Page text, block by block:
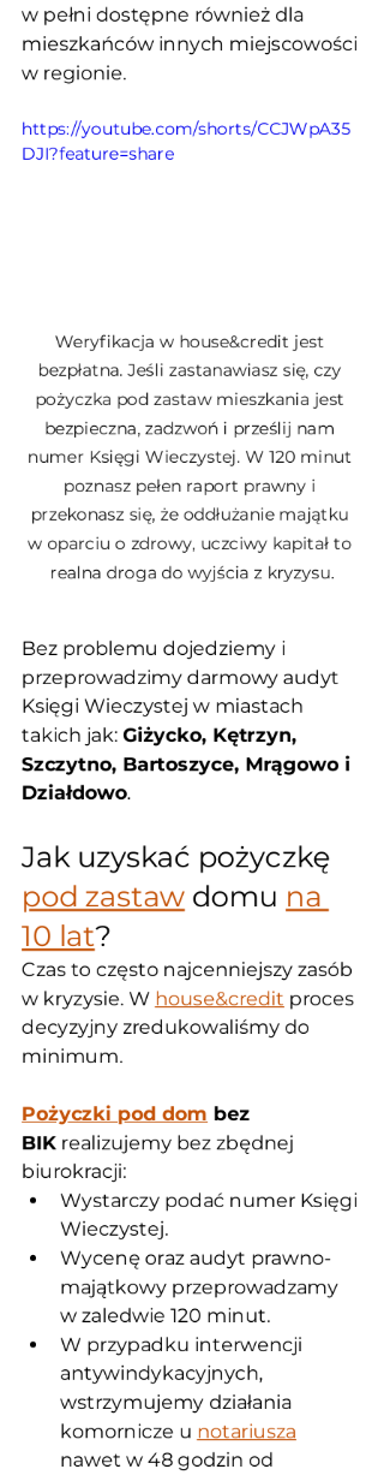
w pełni dostępne również dla
mieszkańców innych miejscowości
w regionie.
https://youtube.com/shorts/CCJWpA35
DJI?feature=share
Weryfikacja w house&credit jest
bezpłatna. Jeśli zastanawiasz się, czy
pożyczka pod zastaw mieszkania jest
bezpieczna, zadzwoń i prześlij nam
numer Księgi Wieczystej. W 120 minut
poznasz pełen raport prawny i
przekonasz się, że oddłużanie majątku
w oparciu o zdrowy, uczciwy kapitał to
realna droga do wyjścia z kryzysu.
Bez problemu dojedziemy i
przeprowadzimy darmowy audyt
Księgi Wieczystej w miastach
takich jak: Giżycko, Kętrzyn,
Szczytno, Bartoszyce, Mrągowo i
Działdowo.
Jak uzyskać pożyczkę
pod zastaw domu na
10 lat?
Czas to często najcenniejszy zasób
w kryzysie. W house&credit proces
decyzyjny zredukowaliśmy do
minimum.
Pożyczki pod dom bez
BIK realizujemy bez zbędnej
biurokracji:
Wystarczy podać numer Księgi
Wieczystej.
Wycenę oraz audyt prawno-
majątkowy przeprowadzamy
w zaledwie 120 minut.
W przypadku interwencji
antywindykacyjnych,
wstrzymujemy działania
komornicze u notariusza
nawet w 48 godzin od